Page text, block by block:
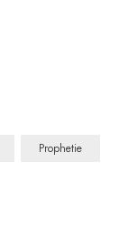
Prophetie